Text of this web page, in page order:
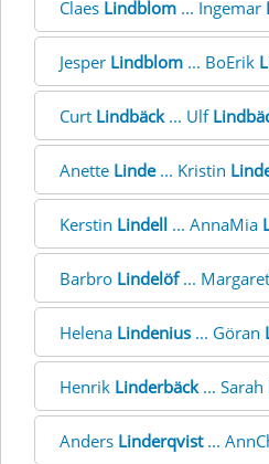
Claes Lindblom ... Ingemar
Jesper Lindblom ... BoErik
Curt Lindbäck... Ulf
Anette Linde... Kristin
Kerstin Lindell ... AnnaMia
Barbro Lindelöf...
Helena Lindenius ... Göran
Henrik Linderbäck... Sarah
Anders Linderqvist...